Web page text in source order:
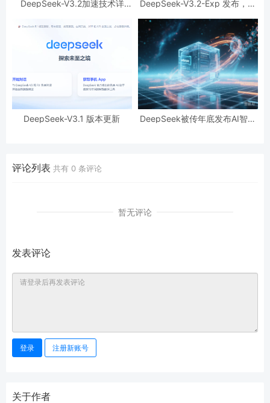
DeepSeek-V3.2加速技术详
DeepSeek-V3.2-Exp 发布，训
DeepSeek-V3.1 版本更新
DeepSeek被传年底发布AI智能
评论列表 共有 0 条评论
暂无评论
发表评论
登录 注册新账号
关于作者